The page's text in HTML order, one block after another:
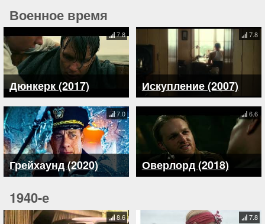
Военное время
Дюнкерк (2017)
7.8
Искупление (2007)
7.8
Грейхаунд (2020)
7.0
Оверлорд (2018)
6.6
1940-е
8.6 7.8